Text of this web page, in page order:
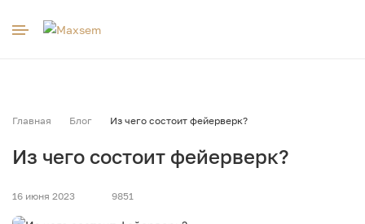
Главная Блог Из чего состоит фейерверк?
Из чего состоит фейерверк?
16 июня 2023 9851